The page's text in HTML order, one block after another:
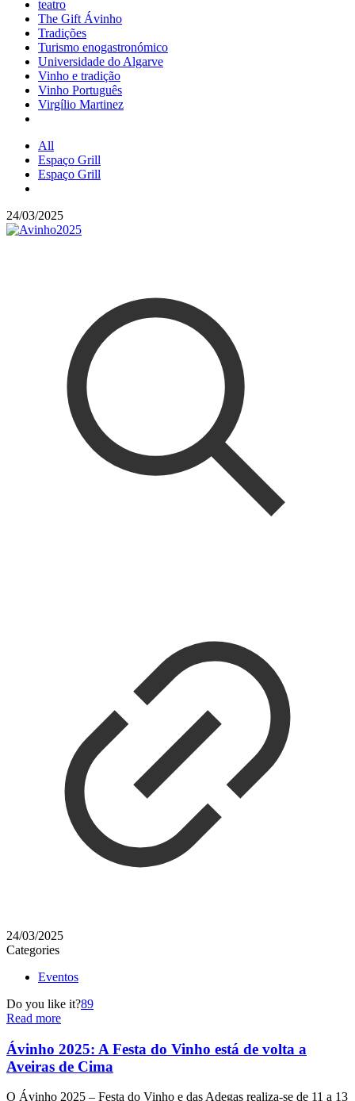
teatro
The Gift Ávinho
Tradições
Turismo enogastronómico
Universidade do Algarve
Vinho e tradição
Vinho Português
Virgílio Martinez
All
Espaço Grill
Espaço Grill
24/03/2025
24/03/2025
Categories
Eventos
Do you like it?89
Read more
Ávinho 2025: A Festa do Vinho está de volta a
Aveiras de Cima
O Ávinho 2025 – Festa do Vinho e das Adegas realiza-se de 11 a 13